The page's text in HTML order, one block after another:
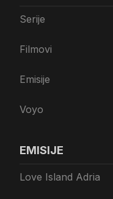
Serije
Filmovi
Emisije
Voyo
EMISIJE
Love Island Adria